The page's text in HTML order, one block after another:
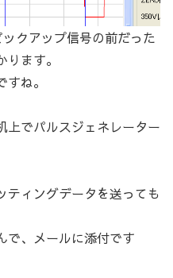
クアップ信号の前だった
ます。
ね。
上でパルスジェネレーター
ティングデータを送っても
で、メールに添付です